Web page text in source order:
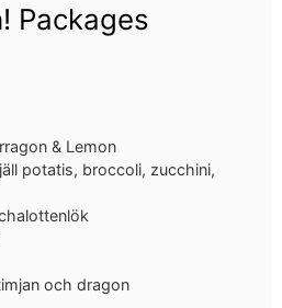
Packages
& Lemon
potatis, broccoli, zucchini,
och dragon